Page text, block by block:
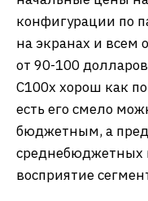
предсказать,
устройств в 2026-
Подчеркну, что
будут
зачастую уже
интересно даже
такие модели не
вымываются из